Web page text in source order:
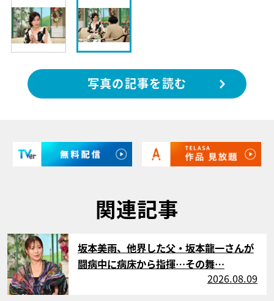
写真の記事を読む
関連記事
サムネイル
坂本美雨、他界した父・坂本龍一さんが
闘病中に病床から指揮…その舞…
2026.08.09